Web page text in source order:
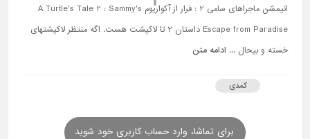
انیمشن ماجراهای سامی 2 : فرار از آکواریوم A Turtle's Tale 2 : Sammy's
Escape from Paradise داستان 2 تا لاکپشت هست. اگه منتظر لاکپشتهای
خسته و بیحال ... ادامه متن
کمدی
برای تماشا، وارد حساب کاربری خود شوید